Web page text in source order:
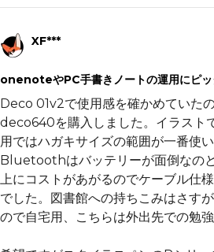
XF***
onenoteやPC手書きノートの運用にピッ
Deco 01v2で使用感を確かめていた
deco640を購入しました。イラスト
用ではハガキサイズの範囲が一番使い
Bluetoothはバッテリーが面倒なの
上にコストがあがるのでケーブル仕
でした。図書館への持ちこみはさす
ので自宅用、こちらは外出先での勉